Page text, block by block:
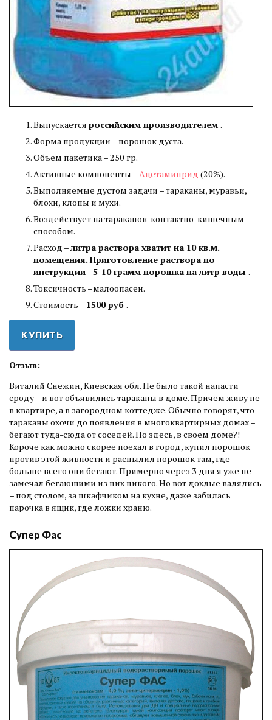
Выпускается российским производителем .
Форма продукции – порошок дуста.
Объем пакетика – 250 гр.
Активные компоненты – Ацетамиприд (20%).
Выполняемые дустом задачи – тараканы, муравьи,
блохи, клопы и мухи.
Воздействует на тараканов контактно-кишечным
способом.
Расход –литра раствора хватит на 10 кв.м.
помещения. Приготовление раствора по
инструкции - 5-10 грамм порошка на литр воды .
Токсичность –малоопасен.
Стоимость – 1500 руб .
КУПИТЬ
Отзыв:
Виталий Снежин, Киевская обл. Не было такой напасти
сроду – и вот объявились тараканы в доме. Причем живу не
в квартире, а в загородном коттедже. Обычно говорят, что
тараканы охочи до появления в многоквартирных домах –
бегают туда-сюда от соседей. Но здесь, в своем доме?!
Короче как можно скорее поехал в город, купил порошок
против этой живности и распылил порошок там, где
больше всего они бегают. Примерно через 3 дня я уже не
замечал бегающими из них никого. Но вот дохлые валялись
– под столом, за шкафчиком на кухне, даже забилась
парочка в ящик, где ложки храню.
Супер Фас